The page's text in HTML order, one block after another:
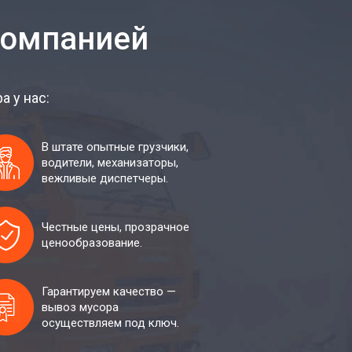
у нас:
В штате опытные грузчики,
водители, механизаторы,
вежливые диспетчеры.
Честные цены, прозрачное
ценообразование.
Гарантируем качество —
вывоз мусора
осуществляем под ключ.